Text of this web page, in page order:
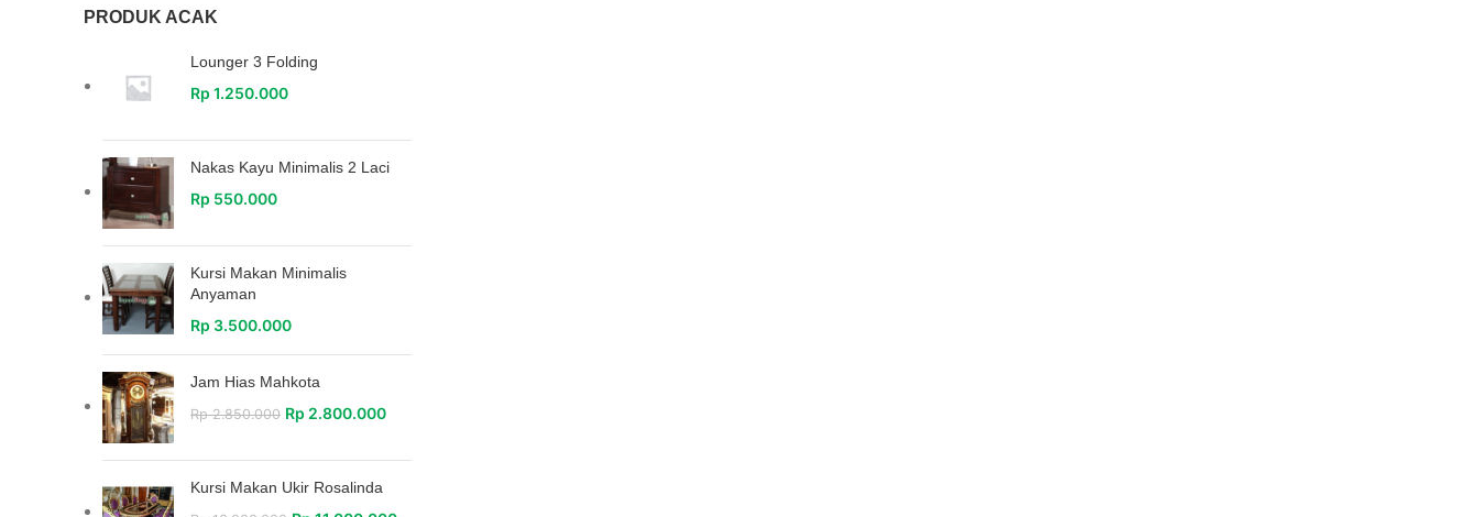
PRODUK ACAK
Lounger 3 Folding
Rp 1.250.000
Nakas Kayu Minimalis 2 Laci
Rp 550.000
Kursi Makan Minimalis
Anyaman
Rp 3.500.000
Jam Hias Mahkota
Rp2.850.000 Rp 2.800.000
Kursi Makan Ukir Rosalinda